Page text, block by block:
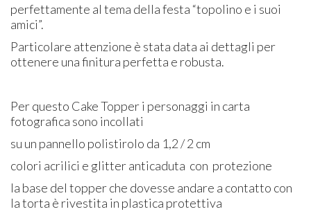
perfettamente al tema della festa “topolino e i suoi
amici”.
Particolare attenzione è stata data ai dettagli per
ottenere una finitura perfetta e robusta.
Per questo Cake Topper i personaggi in carta
fotografica sono incollati
su un pannello polistirolo da 1,2 / 2 cm
colori acrilici e glitter anticaduta con protezione
la base del topper che dovesse andare a contatto con
la torta è rivestita in plastica protettiva